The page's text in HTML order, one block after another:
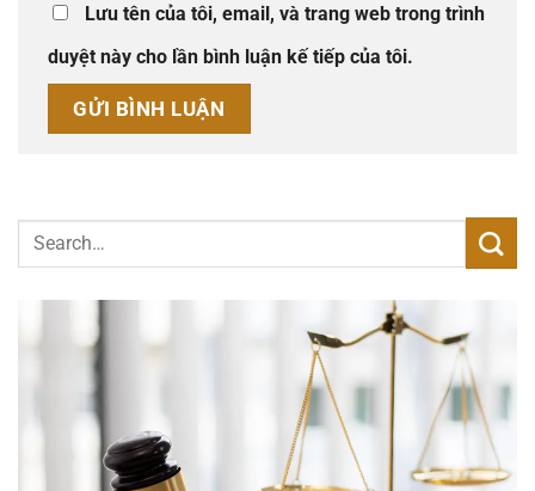
Lưu tên của tôi, email, và trang web trong trình
duyệt này cho lần bình luận kế tiếp của tôi.